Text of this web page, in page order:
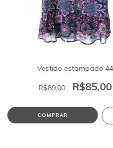
Vestido estampado 44
R$89,00 R$85,00
COMPRAR